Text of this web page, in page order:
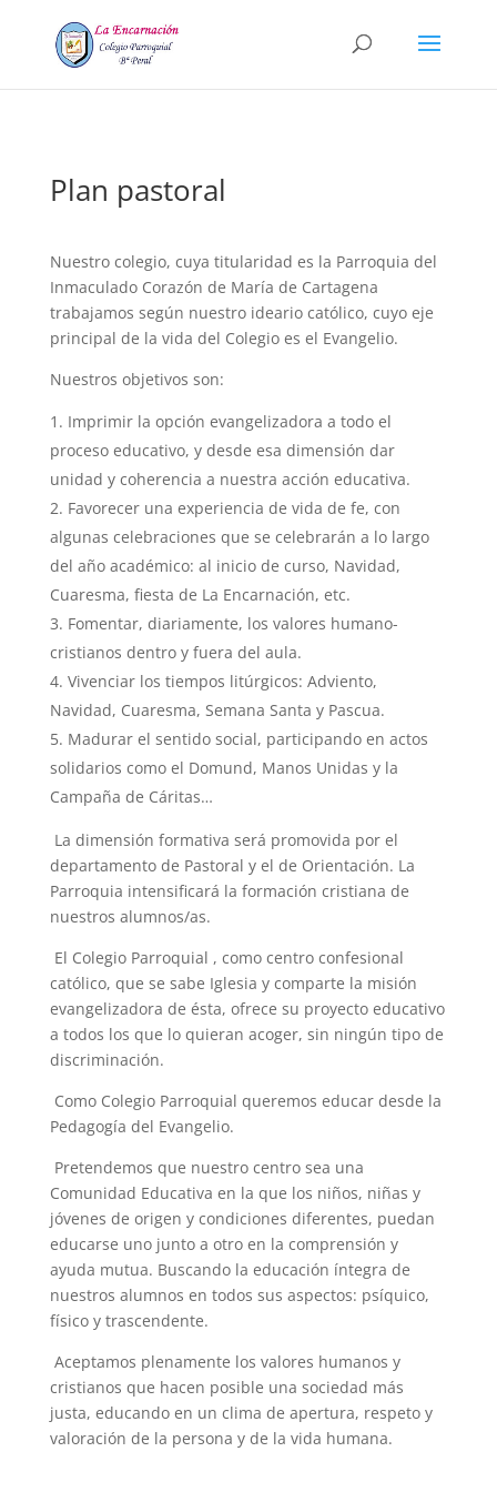
Plan pastoral
Nuestro colegio, cuya titularidad es la Parroquia del
Inmaculado Corazón de María de Cartagena
trabajamos según nuestro ideario católico, cuyo eje
principal de la vida del Colegio es el Evangelio.
Nuestros objetivos son:
Imprimir la opción evangelizadora a todo el
proceso educativo, y desde esa dimensión dar
unidad y coherencia a nuestra acción educativa.
Favorecer una experiencia de vida de fe, con
algunas celebraciones que se celebrarán a lo largo
del año académico: al inicio de curso, Navidad,
Cuaresma, fiesta de La Encarnación, etc.
Fomentar, diariamente, los valores humano-
cristianos dentro y fuera del aula.
Vivenciar los tiempos litúrgicos: Adviento,
Navidad, Cuaresma, Semana Santa y Pascua.
Madurar el sentido social, participando en actos
solidarios como el Domund, Manos Unidas y la
Campaña de Cáritas…
La dimensión formativa será promovida por el
departamento de Pastoral y el de Orientación. La
Parroquia intensificará la formación cristiana de
nuestros alumnos/as.
El Colegio Parroquial , como centro confesional
católico, que se sabe Iglesia y comparte la misión
evangelizadora de ésta, ofrece su proyecto educativo
a todos los que lo quieran acoger, sin ningún tipo de
discriminación.
Como Colegio Parroquial queremos educar desde la
Pedagogía del Evangelio.
Pretendemos que nuestro centro sea una
Comunidad Educativa en la que los niños, niñas y
jóvenes de origen y condiciones diferentes, puedan
educarse uno junto a otro en la comprensión y
ayuda mutua. Buscando la educación íntegra de
nuestros alumnos en todos sus aspectos: psíquico,
físico y trascendente.
Aceptamos plenamente los valores humanos y
cristianos que hacen posible una sociedad más
justa, educando en un clima de apertura, respeto y
valoración de la persona y de la vida humana.